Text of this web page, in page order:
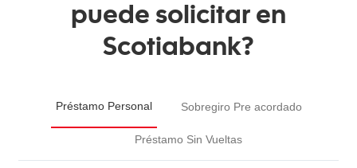
puede solicitar en
Scotiabank?
Préstamo Personal Sobregiro Pre acordado
Préstamo Sin Vueltas